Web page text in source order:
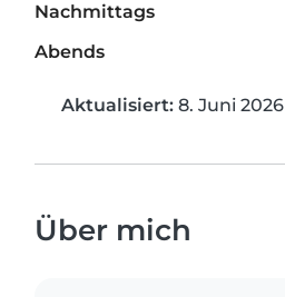
Nachmittags
Abends
Aktualisiert: 8. Juni 2026
Über mich